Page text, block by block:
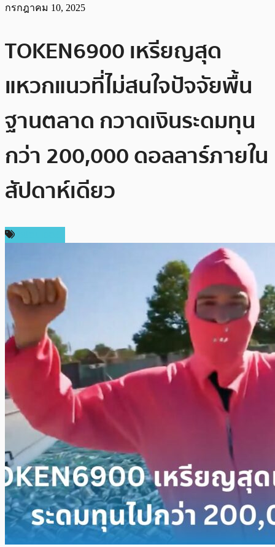
กรกฎาคม 10, 2025
TOKEN6900 เหรียญสุด
แหวกแนวที่ไม่สนใจปัจจัยพื้น
ฐานตลาด กวาดเงินระดมทุน
กว่า 200,000 ดอลลาร์ภายใน
สัปดาห์เดียว